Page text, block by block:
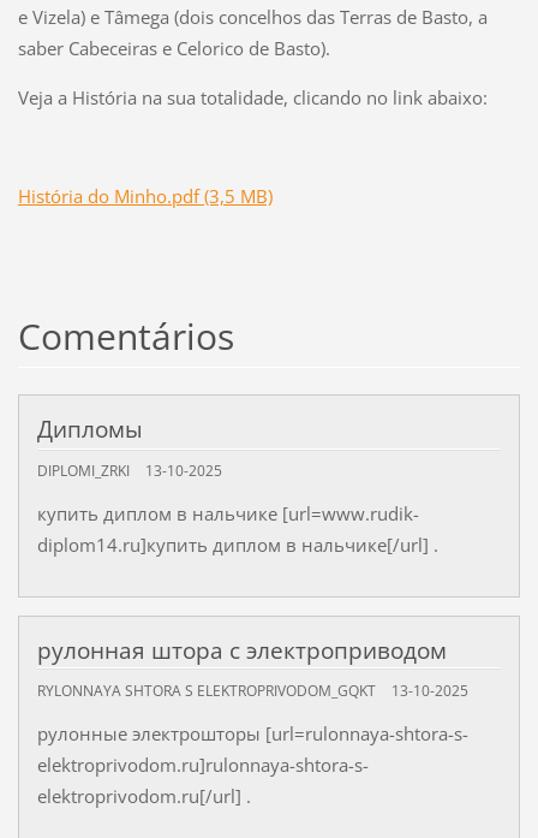
e Vizela) e Tâmega (dois concelhos das Terras de Basto, a
saber Cabeceiras e Celorico de Basto).
Veja a História na sua totalidade, clicando no link abaixo:
História do Minho.pdf (3,5 MB)
Comentários
Дипломы
DIPLOMI_ZRKI 13-10-2025
купить диплом в нальчике [url=www.rudik-
diplom14.ru]купить диплом в нальчике[/url] .
рулонная штора с электроприводом
RYLONNAYA SHTORA S ELEKTROPRIVODOM_GQKT 13-10-2025
рулонные электрошторы [url=rulonnaya-shtora-s-
elektroprivodom.ru]rulonnaya-shtora-s-
elektroprivodom.ru[/url] .